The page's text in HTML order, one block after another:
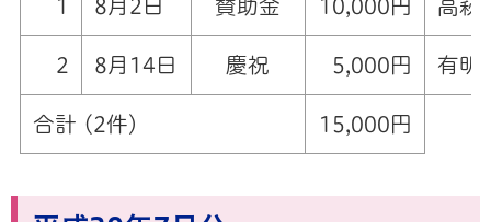
1 8月2日 賛助金 10,000円 高萩
2 8月14日 慶祝 5,000円 有明
合計 (2件) 15,000円